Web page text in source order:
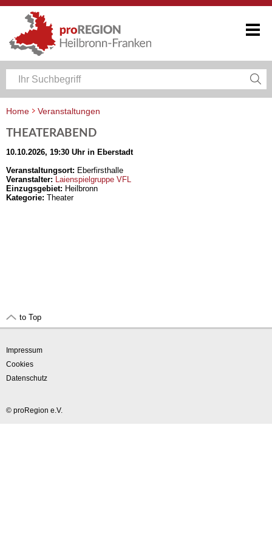
Home
Veranstaltungen
THEATERABEND
10.10.2026, 19:30 Uhr in Eberstadt
Veranstaltungsort: Eberfirsthalle
Veranstalter: Laienspielgruppe VFL
Einzugsgebiet: Heilbronn
Kategorie: Theater
to Top
Impressum
Cookies
Datenschutz
© proRegion e.V.